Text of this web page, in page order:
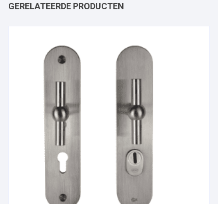
GERELATEERDE PRODUCTEN